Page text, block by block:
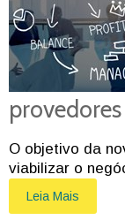
O objetivo da
viabilizar o
Leia Mais